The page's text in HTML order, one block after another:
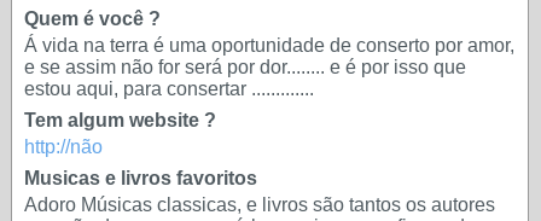
Quem é você ?
Á vida na terra é uma oportunidade de conserto por amor,
e se assim não for será por dor........ e é por isso que
estou aqui, para consertar .............
Tem algum website ?
http://não
Musicas e livros favoritos
Adoro Músicas classicas, e livros são tantos os autores